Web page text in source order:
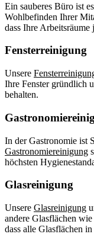
Ein sauberes Büro ist
Wohlbefinden Ihrer
dass Ihre Arbeitsräume
Fensterreinigung
Unsere
Ihre Fenster gründlich
behalten.
In der Gastronomie ist
Gastronomiereinigung
höchsten
Glasreinigung
Unsere Glasreinigung
andere Glasflächen
dass alle Glasflächen